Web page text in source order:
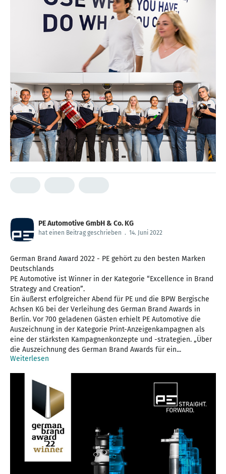
PE Automotive GmbH & Co. KG
hat einen Beitrag geschrieben . 14. Juni 2022
German Brand Award 2022 - PE gehört zu den besten Marken
Deutschlands
PE Automotive ist Winner in der Kategorie “Excellence in Brand
Strategy and Creation”.
Ein äußerst erfolgreicher Abend für PE und die BPW Bergische
Achsen KG bei der Verleihung des German Brand Awards in
Berlin. Vor 700 geladenen Gästen erhielt PE Automotive die
Auszeichnung in der Kategorie Print-Anzeigenkampagnen als
eine der stärksten Kampagnenkonzepte und -strategien. „Über
die Auszeichnung des German Brand Awards für ein...
Weiterlesen